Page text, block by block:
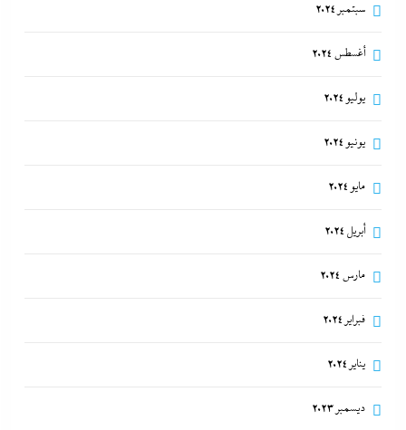
سبتمبر 2024
أغسطس 2024
يوليو 2024
يونيو 2024
مايو 2024
أبريل 2024
مارس 2024
فبراير 2024
يناير 2024
ديسمبر 2023